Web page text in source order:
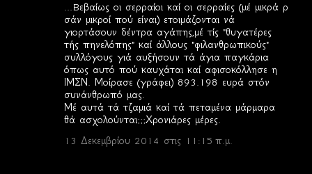
...Bεβαίως οι σερραίοι καί οι σερραίες (μέ μικρά ρ
σάν μικροί πού είναι) ετοιμάζονται νά
γιορτάσουν δέντρα αγάπης,μέ τίς "θυγατέρες
τής πηνελόπης" καί άλλους "φιλανθρωπικούς"
συλλόγους γιά αυξήσουν τά άγια παγκάρια
όπως αυτό πού καυχάται καί αφισοκόλλησε η
ΙΜΣΝ. Μοίρασε (γράφει) 893.198 ευρά στόν
συνάνθρωπό μας.
Μέ αυτά τά τζαμιά καί τά πεταμένα μάρμαρα
θά ασχολούνται;;;Χρονιάρες μέρες.
13 Δεκεμβρίου 2014 στις 11:15 π.μ.